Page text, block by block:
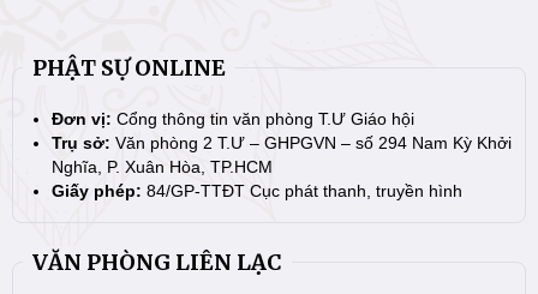
PHẬT SỰ ONLINE
Đơn vị: Cổng thông tin văn phòng T.Ư Giáo hội
Trụ sở: Văn phòng 2 T.Ư – GHPGVN – số 294 Nam Kỳ Khởi
Nghĩa, P. Xuân Hòa, TP.HCM
Giấy phép: 84/GP-TTĐT Cục phát thanh, truyền hình
VĂN PHÒNG LIÊN LẠC